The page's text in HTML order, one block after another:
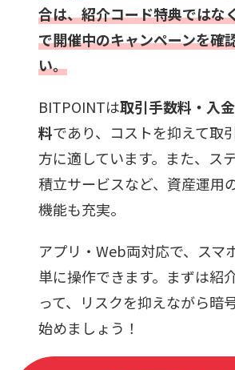
合は、紹介コード特典ではな
で開催中のキャンペーンを確
い。
BITPOINTは取引手数料・入
料であり、コストを抑えて取
方に適しています。また、ス
積立サービスなど、資産運用
機能も充実。
アプリ・Web両対応で、スマ
単に操作できます。まずは紹
って、リスクを抑えながら暗
始めましょう！